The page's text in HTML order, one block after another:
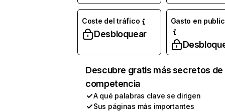
Coste del tráfico
Desbloquear
Gasto en
Descubre gratis más secretos de
competencia
A qué palabras clave se dirigen
Sus páginas más importantes